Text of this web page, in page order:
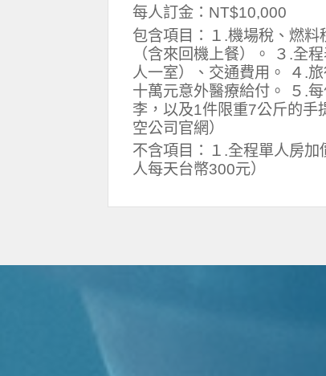
每人訂金：NT$10,000
包含項目：１.機場稅、燃
（含來回機上餐）。 ３.全
人一室）、交通費用。 ４.
十萬元意外醫療給付。 ５.
李，以及1件限重7公斤的手
空公司官網）
不含項目：１.全程單人房
人每天台幣300元）